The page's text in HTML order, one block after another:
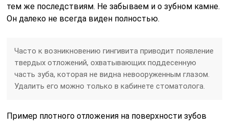
тем же последствиям. Не забываем ио зубном камне.
Он далеко не всегда виден полностью.
Часто к возникновению гингивита приводит появление
твердых отложений, охватывающих поддесенную
часть зуба, которая не видна невооруженным глазом.
Удалить его можно только в кабинете стоматолога.
Пример плотного отложения на поверхности зубов